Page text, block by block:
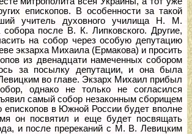
епископов. В особенности за такой
учитель духовного училища H. M.
после В. К. Липковского. Другие,
на собор через особую депутацию
экзарха Михаила (Ермакова) и просить
из двенадцати намеченных собором
за посылку депутации, и она была
во главе. Экзарх Михаил прибыл
однако не только не согласился
самый собор незаконным сборищем
в Южной России будет вполне
он посвятил и еще будет посвящать
и после пререканий с М. В. Левицким